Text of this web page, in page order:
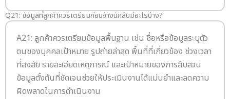
Q21: ข้อมูลที่ลูกค้าควรเตรียมก่อนจ้างนักสืบมีอะไรบ้าง?
A21: ลูกค้าควรเตรียมข้อมูลพื้นฐาน เช่น ชื่อหรือข้อมูลระบุตัว
ตนของบุคคลเป้าหมาย รูปถ่ายล่าสุด พื้นที่ที่เกี่ยวข้อง ช่วงเวลา
ที่สงสัย รายละเอียดเหตุการณ์ และเป้าหมายของการสืบสวน
ข้อมูลตั้งต้นที่ชัดเจนช่วยให้ประเมินงานได้แม่นยำและลดความ
ผิดพลาดในการดำเนินงาน